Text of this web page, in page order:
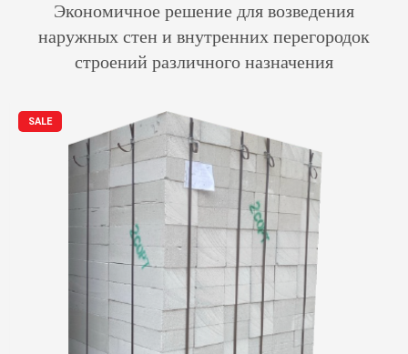
Экономичное решение для возведения
наружных стен и внутренних перегородок
строений различного назначения
SALE